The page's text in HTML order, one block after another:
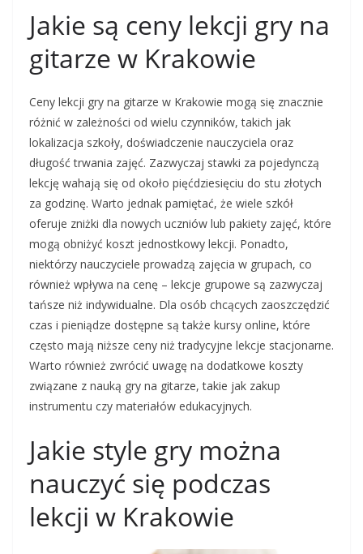
Jakie są ceny lekcji gry na
gitarze w Krakowie
Ceny lekcji gry na gitarze w Krakowie mogą się znacznie
różnić w zależności od wielu czynników, takich jak
lokalizacja szkoły, doświadczenie nauczyciela oraz
długość trwania zajęć. Zazwyczaj stawki za pojedynczą
lekcję wahają się od około pięćdziesięciu do stu złotych
za godzinę. Warto jednak pamiętać, że wiele szkół
oferuje zniżki dla nowych uczniów lub pakiety zajęć, które
mogą obniżyć koszt jednostkowy lekcji. Ponadto,
niektórzy nauczyciele prowadzą zajęcia w grupach, co
również wpływa na cenę – lekcje grupowe są zazwyczaj
tańsze niż indywidualne. Dla osób chcących zaoszczędzić
czas i pieniądze dostępne są także kursy online, które
często mają niższe ceny niż tradycyjne lekcje stacjonarne.
Warto również zwrócić uwagę na dodatkowe koszty
związane z nauką gry na gitarze, takie jak zakup
instrumentu czy materiałów edukacyjnych.
Jakie style gry można
nauczyć się podczas
lekcji w Krakowie